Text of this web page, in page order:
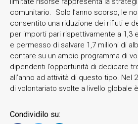
comunitario. Solo l’anno scorso, le
consentito una riduzione dei rifiuti e
per importi pari rispettivamente a 1,3
e permesso di salvare 1,7 milioni di
contare su un ampio programma di
dipendenti l’opportunità di dedicare
all’anno ad attività di questo tipo. Nel
di volontariato svolte a livello globale
Condividilo su: